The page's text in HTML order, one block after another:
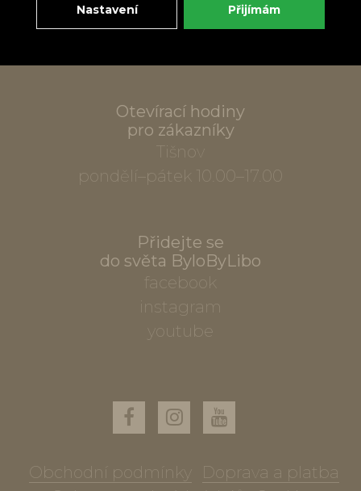
Otevírací hodiny
pro zákazníky
Tišnov
pondělí–pátek 10.00–17.00
Přidejte se
do světa ByloByLibo
facebook
instagram
youtube
Obchodní podmínky
Doprava a platba
Nastavení Přijímám